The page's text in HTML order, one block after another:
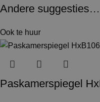
Andere suggesties…
Ook te huur
Paskamerspiegel